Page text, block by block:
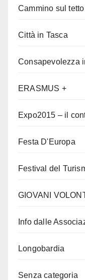
Cammino sul
Città in Tasca
Consapevolezza
ERASMUS +
Expo2015 – il
Festa D'Europa
Festival del
GIOVANI
Info dalle
Longobardia
Senza categoria